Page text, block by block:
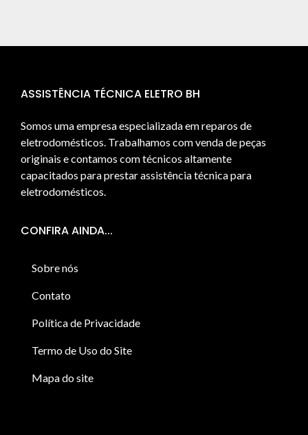
ASSISTÊNCIA TÉCNICA ELETRO BH
Somos uma empresa especializada em reparos de
eletrodomésticos. Trabalhamos com venda de peças
originais e contamos com técnicos altamente
capacitados para prestar assistência técnica para
eletrodomésticos.
CONFIRA AINDA...
Sobre nós
Contato
Política de Privacidade
Termo de Uso do Site
Mapa do site